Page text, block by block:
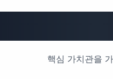
핵심 가치관을